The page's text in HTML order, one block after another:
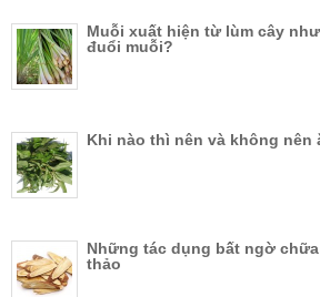
Muỗi xuất hiện từ lùm cây
đuổi muỗi?
Khi nào thì nên và không nên
Những tác dụng bất ngờ
thảo